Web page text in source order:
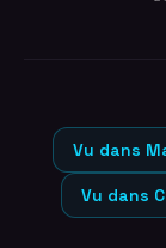
Vu dans
Vu dans